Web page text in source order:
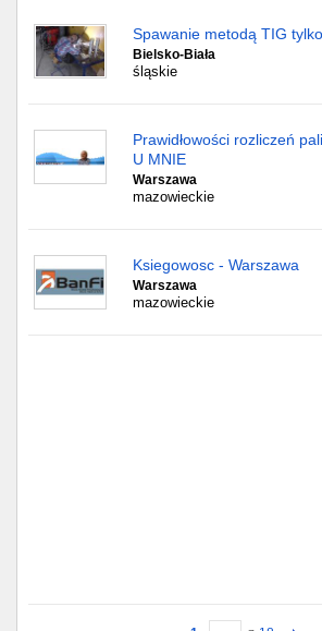
Spawanie metodą TIG
Bielsko-Biała
śląskie
Prawidłowości rozliczeń
U MNIE
Warszawa
mazowieckie
Ksiegowosc - Warszawa
Warszawa
mazowieckie